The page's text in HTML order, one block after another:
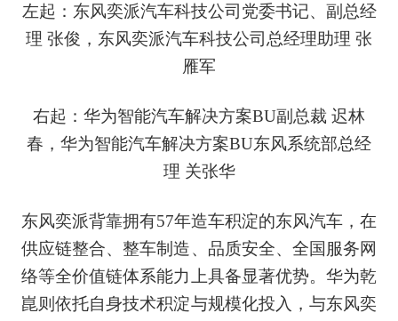
左起：东风奕派汽车科技公司党委书记、副总经
理 张俊，东风奕派汽车科技公司总经理助理 张
雁军
右起：华为智能汽车解决方案BU副总裁 迟林
春，华为智能汽车解决方案BU东风系统部总经
理 关张华
东风奕派背靠拥有57年造车积淀的东风汽车，在
供应链整合、整车制造、品质安全、全国服务网
络等全价值链体系能力上具备显著优势。华为乾
崑则依托自身技术积淀与规模化投入，与东风奕